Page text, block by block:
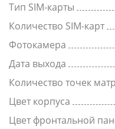
Тип SIM-карты
Количество SIM-карт
Фотокамера
Дата выхода
Количество точек
Цвет корпуса
Цвет фронтальной